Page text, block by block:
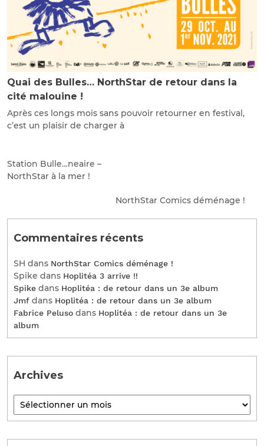
Quai des Bulles… NorthStar de retour dans la
cité malouine !
Après ces longs mois sans pouvoir retourner en festival,
c’est un plaisir de charger à
Station Bulle…neaire –
NorthStar à la mer !
NorthStar Comics déménage !
Commentaires récents
SH dans NorthStar Comics déménage !
Spike dans Hoplitéa 3 arrive !!
Spike dans Hoplitéa : de retour dans un 3e album
Jmf dans Hoplitéa : de retour dans un 3e album
Fabrice Peluso dans Hoplitéa : de retour dans un 3e
album
Archives